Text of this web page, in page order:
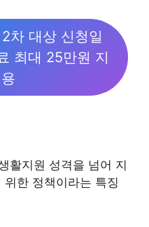
차 대상 신청일
최대 25만원 지
활지원 성격을 넘어 지
한 정책이라는 특징